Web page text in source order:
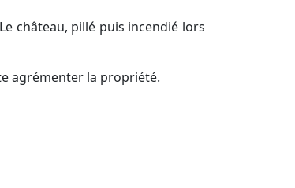
château, pillé puis incendié lors
agrémenter la propriété.